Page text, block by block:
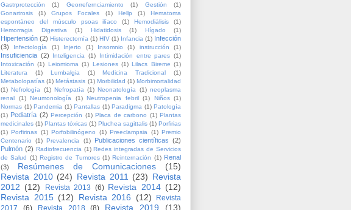
Gastrprotección
(1) Georrefernciamiento (1) Gestión
(1)
Gonartrosis
(1) Grupos Focales (1) Hellp (1)
Hematoma
espontáneo del músculo psoas ilíaco
(1) Hemodiálisis
(1)
Hemorragia Digestiva
(1) Hidatidosis (1) Hígado (1)
Hipertensión (2) Histerectomía (1) HIV (1) Infancia (1) Infección
(3)
Infectología (1) Injerto (1) Insomnio (1) instrucción (1)
Insuficiencia (2) Inteligencia (1) Intimidación entre pares (1)
Intoxicación (1) Leiomioma (1) Lesiones (1) Lilacs Bireme (1)
Literatura
(1) Lumbalgia (1) Medicina Tradicional
(1)
Metabolopatías (1) Metástasis (1) Morbilidad (1) Morbimortalidad
(1) Nefrología (1) Nefropatía (1) Neonatología (1) neoplasma
renal
(1) Neumonología (1) Neutropenia febril (1) Niños (1)
Normas (1) Pandemia (1) Pantallas (1) Paradigma (1) Patología
(1) Pediatría (2) Percepción (1) Placa de carbono (1) Plantas
medicinales (1) Plantas tóxicas (1) Pluchea sagittalis (1) Porfirias
(1) Porfirinas (1) Porfobilinógeno (1) Preeclampsia (1) Premio
Centenario
(1) Prevalencia (1) Publicaciones científicas (2)
Pulmón (2) Radiofrecuencia (1) Redes integradas de Servicios
de Salud (1) Registro de Tumores (1) Reinternación (1) Renal
(3)
Resúmenes de Comunicaciones
(15)
Revista 2010 (24) Revista 2011 (23) Revista
2012 (12) Revista 2013 (6) Revista 2014 (12)
Revista 2015 (12) Revista 2016 (12)
Revista
2017
(6) Revista 2018 (8) Revista 2019
(13)